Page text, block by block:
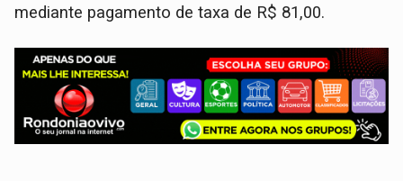
mediante pagamento de taxa de R$ 81,00.